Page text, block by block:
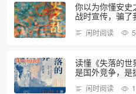
你以为你懂安史
战时宣传，骗了
闲时阅读
读懂《失落的世
是国外竞争，是
闲时阅读